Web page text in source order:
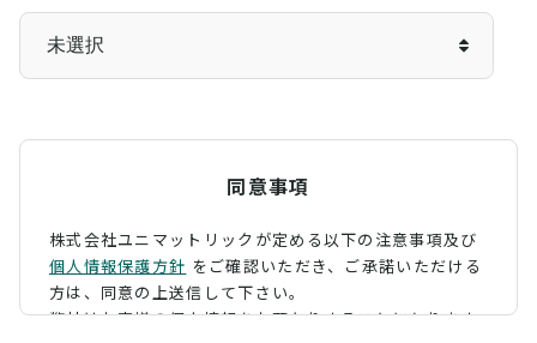
同意事項
株式会社ユニマットリックが定める以下の注意事項及び
個人情報保護方針 をご確認いただき、 ご承諾いただける
方は、同意の上送信して下さい。
弊社はお客様の個人情報をお預かりすることになります